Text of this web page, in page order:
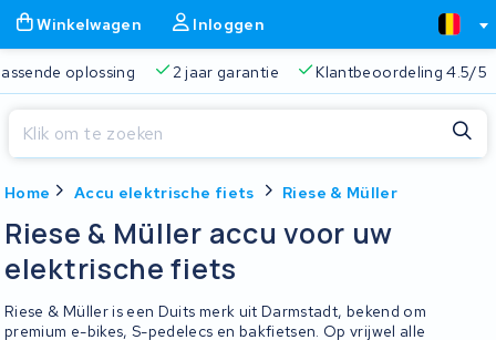
Winkelwagen Inloggen
oplossing 2 jaar garantie Klantbeoordeling 4.5/5
Home Accu elektrische fiets Riese & Müller
Riese & Müller accu voor uw
elektrische fiets
Riese & Müller is een Duits merk uit Darmstadt, bekend om
premium e-bikes, S-pedelecs en bakfietsen. Op vrijwel alle
Je winkelwagen is leeg.
Gratis verzending Altijd een passende oplossing
Sluiten
Begin te typen in de zoekbalk om te zoeken